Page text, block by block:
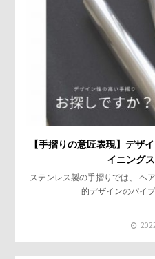
【手摺りの意匠表現】デザ
イニング
ステンレス製の手摺りでは、 ヘ
的デザインのパイ